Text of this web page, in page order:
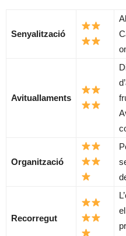
Senyalització
Avituallaments
Organització
Recorregut